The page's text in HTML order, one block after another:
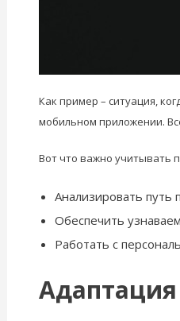
Как пример – ситуация,
мобильном приложении.
Вот что важно учитывать
Анализировать путь
Обеспечить
Работать с